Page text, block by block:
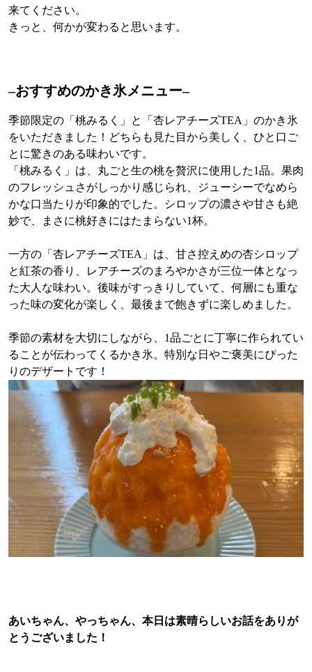
来てください。
きっと、何かが変わると思います。
–おすすめのかき氷メニュー–
季節限定の「桃みるく」と「杏レアチーズTEA」のかき氷
をいただきました！どちらも見た目から美しく、ひと口ご
とに驚きのある味わいです。
「桃みるく」は、丸ごと生の桃を贅沢に使用した1品。果肉
のフレッシュさがしっかり感じられ、ジューシーでなめら
かな口当たりが印象的でした。シロップの濃さや甘さも絶
妙で、まさに桃好きにはたまらない1杯。
一方の「杏レアチーズTEA」は、甘さ控えめの杏シロップ
と紅茶の香り、レアチーズのまろやかさが三位一体となっ
た大人な味わい。後味がすっきりしていて、何層にも重な
った味の変化が楽しく、最後まで飽きずに楽しめました。
季節の素材を大切にしながら、1品ごとに丁寧に作られてい
ることが伝わってくるかき氷。特別な日やご褒美にぴった
りのデザートです！
あいちゃん、やっちゃん、本日は素晴らしいお話をありが
とうございました！